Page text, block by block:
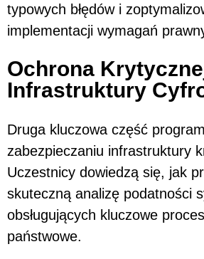
typowych błędów i
implementacji wymagań
Ochrona
Infrastruktury
Druga kluczowa część
zabezpieczaniu infrastruktury
Uczestnicy dowiedzą się, jak
skuteczną analizę podatności
obsługujących kluczowe
państwowe.